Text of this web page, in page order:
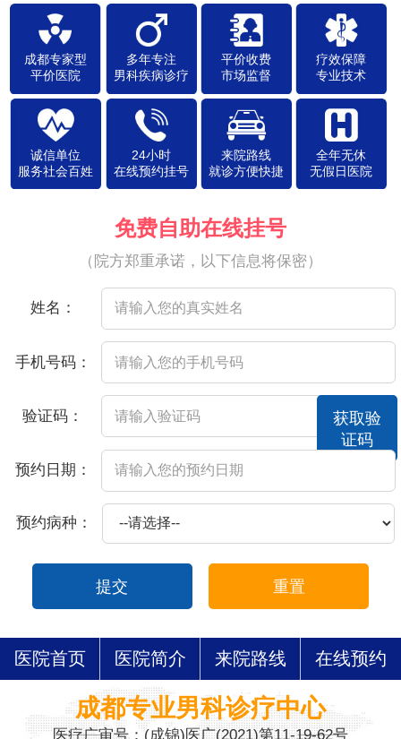
成都专家型
平价医院
多年专注
男科疾病诊疗
平价收费
市场监督
疗效保障
专业技术
诚信单位
服务社会百姓
24小时
在线预约挂号
来院路线
就诊方便快捷
全年无休
无假日医院
免费自助在线挂号
（院方郑重承诺，以下信息将保密）
姓名：
手机号码：
验证码：
获取验
证码
预约日期：
预约病种：
提交 重置
医院首页 医院简介 来院路线 在线预约
成都专业男科诊疗中心
医疗广审号：(成锦)医广(2021)第11-19-62号